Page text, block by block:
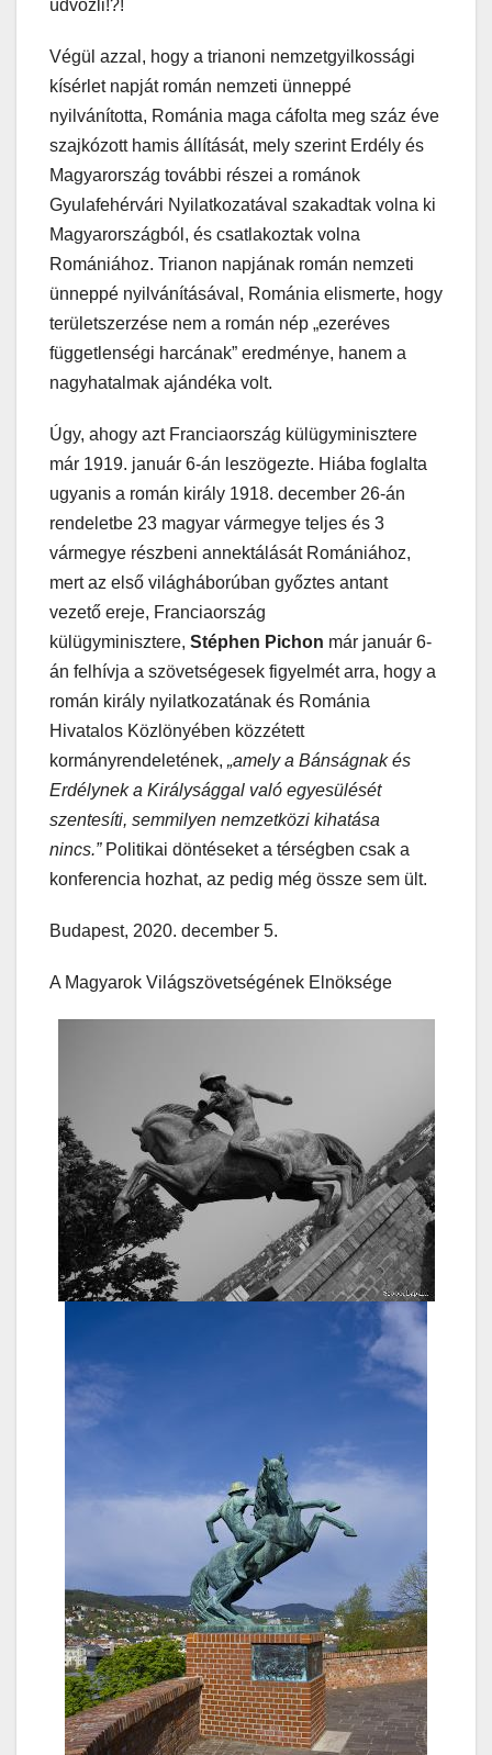
üdvözli!?!
Végül azzal, hogy a trianoni nemzetgyilkossági
kísérlet napját román nemzeti ünneppé
nyilvánította, Románia maga cáfolta meg száz éve
szajkózott hamis állítását, mely szerint Erdély és
Magyarország további részei a románok
Gyulafehérvári Nyilatkozatával szakadtak volna ki
Magyarországból, és csatlakoztak volna
Romániához. Trianon napjának román nemzeti
ünneppé nyilvánításával, Románia elismerte, hogy
területszerzése nem a román nép „ezeréves
függetlenségi harcának” eredménye, hanem a
nagyhatalmak ajándéka volt.
Úgy, ahogy azt Franciaország külügyminisztere
már 1919. január 6-án leszögezte. Hiába foglalta
ugyanis a román király 1918. december 26-án
rendeletbe 23 magyar vármegye teljes és 3
vármegye részbeni annektálását Romániához,
mert az első világháborúban győztes antant
vezető ereje, Franciaország
külügyminisztere, Stéphen Pichon már január 6-
án felhívja a szövetségesek figyelmét arra, hogy a
román király nyilatkozatának és Románia
Hivatalos Közlönyében közzétett
kormányrendeletének, „amely a Bánságnak és
Erdélynek a Királysággal való egyesülését
szentesíti, semmilyen nemzetközi kihatása
nincs.”Politikai döntéseket a térségben csak a
konferencia hozhat, az pedig még össze sem ült.
Budapest, 2020. december 5.
A Magyarok Világszövetségének Elnöksége